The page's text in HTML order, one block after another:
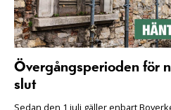
Övergångsperioden för
slut